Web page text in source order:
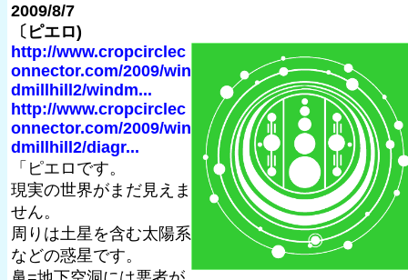
2009/8/7
〔ピエロ)
http://www.cropcirclec
onnector.com/2009/win
dmillhill2/windm...
http://www.cropcirclec
onnector.com/2009/win
dmillhill2/diagr...
「ピエロです。
現実の世界がまだ見えま
せん。
周りは土星を含む太陽系
などの惑星です。